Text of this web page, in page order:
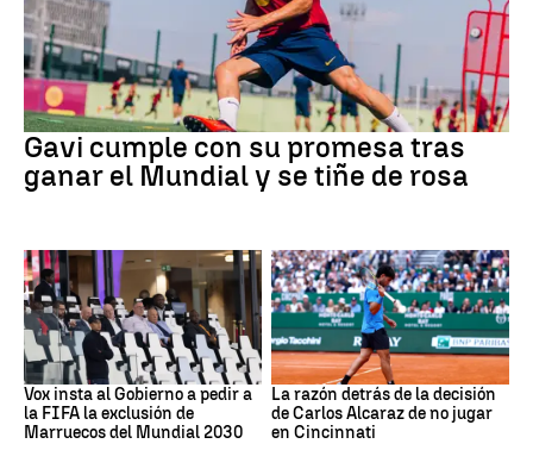
Fútbol
Gavi cumple con su promesa tras
ganar el Mundial y se tiñe de rosa
Mundial 2030
Vox insta al Gobierno a pedir a
la FIFA la exclusión de
Marruecos del Mundial 2030
Tenis
La razón detrás de la decisión
de Carlos Alcaraz de no jugar
en Cincinnati